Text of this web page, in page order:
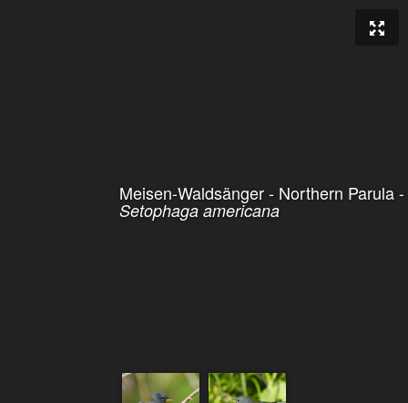
Meisen-Waldsänger - Northern Parula -
Setophaga americana